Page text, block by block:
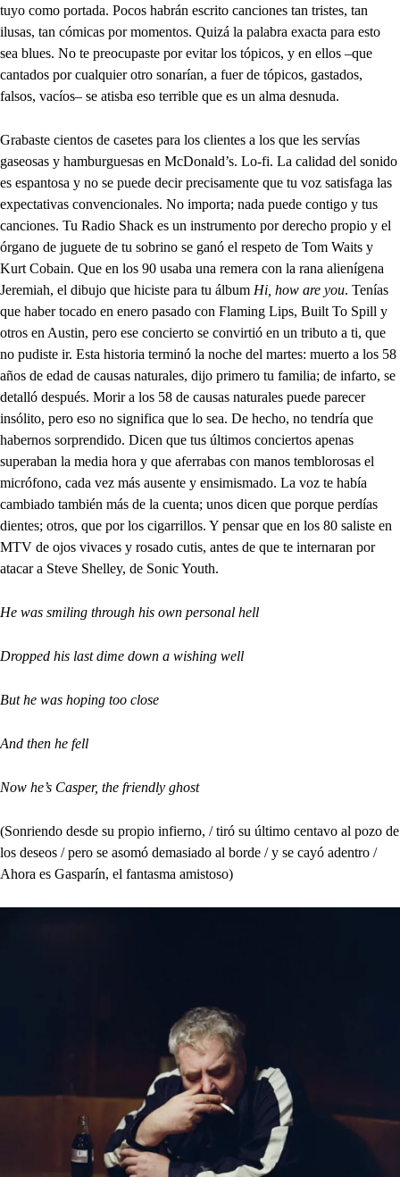
tuyo como portada. Pocos habrán escrito canciones tan tristes, tan
ilusas, tan cómicas por momentos. Quizá la palabra exacta para esto
sea blues. No te preocupaste por evitar los tópicos, y en ellos –que
cantados por cualquier otro sonarían, a fuer de tópicos, gastados,
falsos, vacíos– se atisba eso terrible que es un alma desnuda.
Grabaste cientos de casetes para los clientes a los que les servías
gaseosas y hamburguesas en McDonald’s. Lo-fi. La calidad del sonido
es espantosa y no se puede decir precisamente que tu voz satisfaga las
expectativas convencionales. No importa; nada puede contigo y tus
canciones. Tu Radio Shack es un instrumento por derecho propio y el
órgano de juguete de tu sobrino se ganó el respeto de Tom Waits y
Kurt Cobain. Que en los 90 usaba una remera con la rana alienígena
Jeremiah, el dibujo que hiciste para tu álbum Hi, how are you. Tenías
que haber tocado en enero pasado con Flaming Lips, Built To Spill y
otros en Austin, pero ese concierto se convirtió en un tributo a ti, que
no pudiste ir. Esta historia terminó la noche del martes: muerto a los 58
años de edad de causas naturales, dijo primero tu familia; de infarto, se
detalló después. Morir a los 58 de causas naturales puede parecer
insólito, pero eso no significa que lo sea. De hecho, no tendría que
habernos sorprendido. Dicen que tus últimos conciertos apenas
superaban la media hora y que aferrabas con manos temblorosas el
micrófono, cada vez más ausente y ensimismado. La voz te había
cambiado también más de la cuenta; unos dicen que porque perdías
dientes; otros, que por los cigarrillos. Y pensar que en los 80 saliste en
MTV de ojos vivaces y rosado cutis, antes de que te internaran por
atacar a Steve Shelley, de Sonic Youth.
He was smiling through his own personal hell
Dropped his last dime down a wishing well
But he was hoping too close
And then he fell
Now he’s Casper, the friendly ghost
(Sonriendo desde su propio infierno, / tiró su último centavo al pozo de
los deseos / pero se asomó demasiado al borde / y se cayó adentro /
Ahora es Gasparín, el fantasma amistoso)